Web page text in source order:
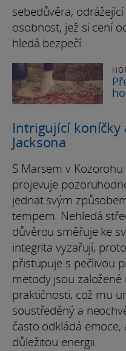
sebedůvěra,
osobnost, jež si cení
hledá bezpečí.
Intrigující koníčky
Jacksona
S Marsem v Kozorohu
projevuje
jednat svým
tempem. Nehledá
důvěrou směřuje ke
integrita vyzařují,
přistupuje s pečlivou
metody jsou založené
praktičnosti, což mu
soustředěný a
často odkládá
důležitou energii.